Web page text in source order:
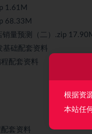
1.61M
68.33M
销量预测（二）.zip
基础配套资料
配套资料
套资料
根据资
本站任